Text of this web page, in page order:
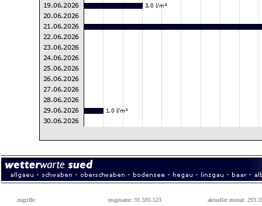
zugriffe: insgesamt: 91.595.523
aktueller monat: